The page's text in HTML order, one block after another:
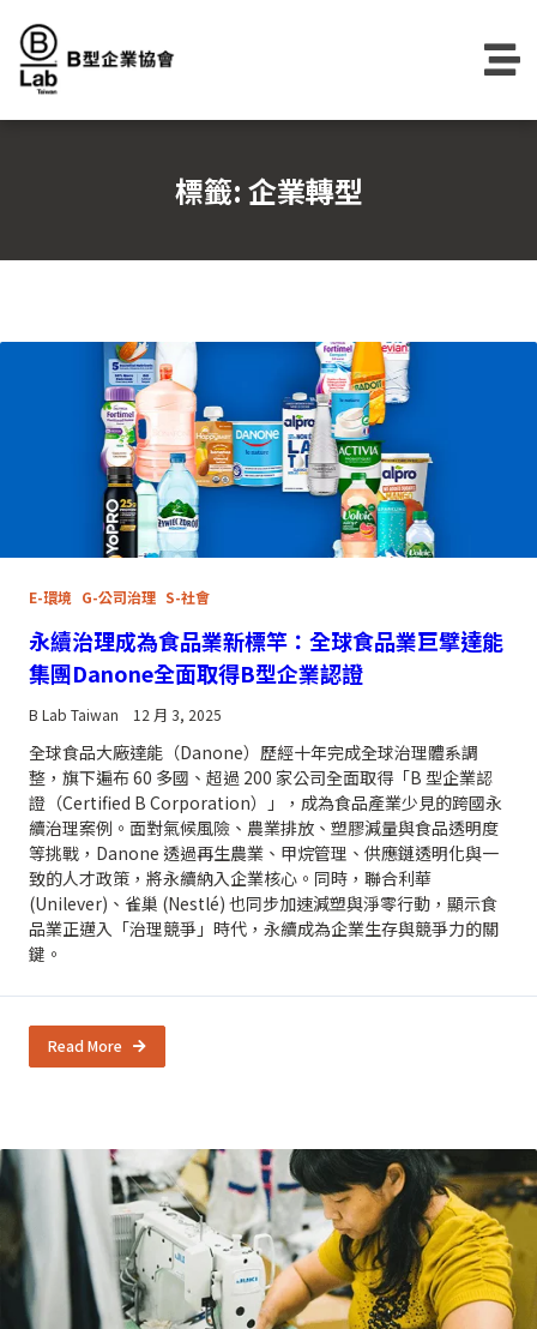
content
標籤: 企業轉型
E-環境 G-公司治理 S-社會
永續治理成為食品業新標竿：全球食品業巨擘達能
集團Danone全面取得B型企業認證
B Lab Taiwan 12 月 3, 2025
全球食品大廠達能（Danone）歷經十年完成全球治理體系調
整，旗下遍布 60 多國、超過 200 家公司全面取得「B 型企業認
證（Certified B Corporation）」，成為食品產業少見的跨國永
續治理案例。面對氣候風險、農業排放、塑膠減量與食品透明度
等挑戰，Danone 透過再生農業、甲烷管理、供應鏈透明化與一
致的人才政策，將永續納入企業核心。同時，聯合利華
(Unilever)、雀巢 (Nestlé) 也同步加速減塑與淨零行動，顯示食
品業正邁入「治理競爭」時代，永續成為企業生存與競爭力的關
鍵。
Read More